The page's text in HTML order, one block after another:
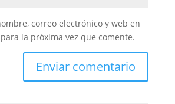
correo electrónico y web en
la próxima vez que comente.